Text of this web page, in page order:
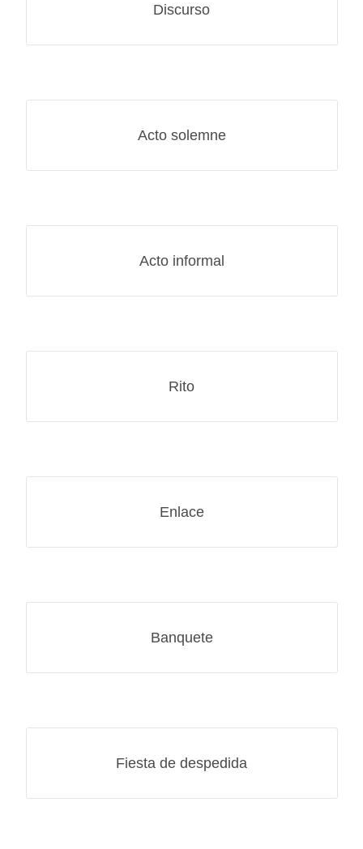
Discurso
Acto solemne
Acto informal
Rito
Enlace
Banquete
Fiesta de despedida